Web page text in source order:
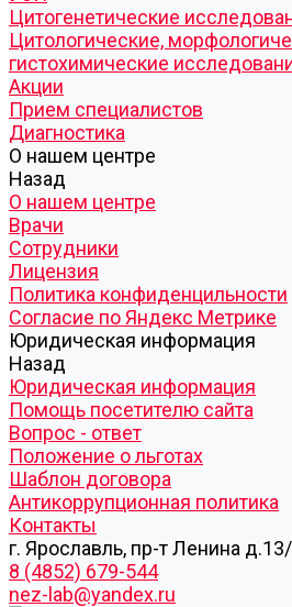
Цитогенетические
Цитологические,
гистохимические
Акции
Прием специалистов
Диагностика
О нашем центре
Назад
О нашем центре
Врачи
Сотрудники
Лицензия
Политика конфиденцильности
Согласие по Яндекс Метрике
Юридическая информация
Назад
Юридическая информация
Помощь посетителю сайта
Вопрос - ответ
Положение о льготах
Шаблон договора
Антикоррупционная политика
Контакты
г. Ярославль, пр-т Ленина
8 (4852) 679-544
nez-lab@yandex.ru